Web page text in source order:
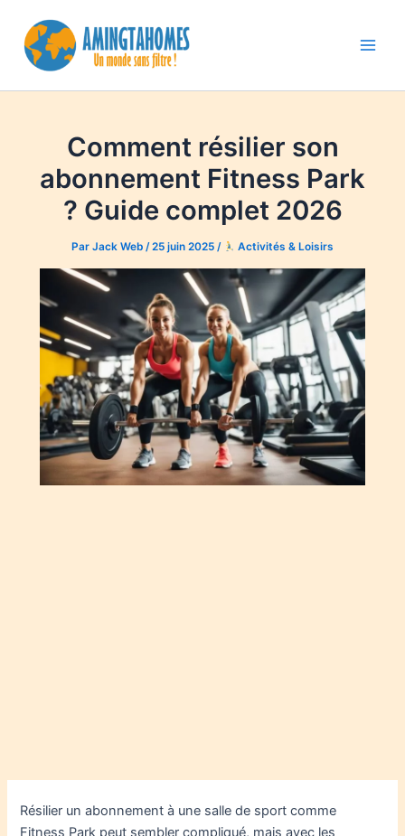
contenu
Comment résilier son
abonnement Fitness Park
? Guide complet 2026
Par Jack Web /25 juin 2025 / Activités & Loisirs
Résilier un abonnement à une salle de sport comme
Fitness Park peut sembler compliqué, mais avec les